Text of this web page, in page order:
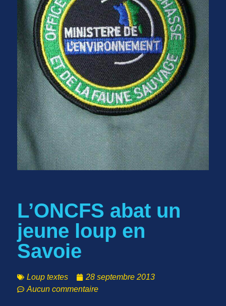
L’ONCFS abat un
jeune loup en
Savoie
Loup textes
28 septembre 2013
Aucun commentaire